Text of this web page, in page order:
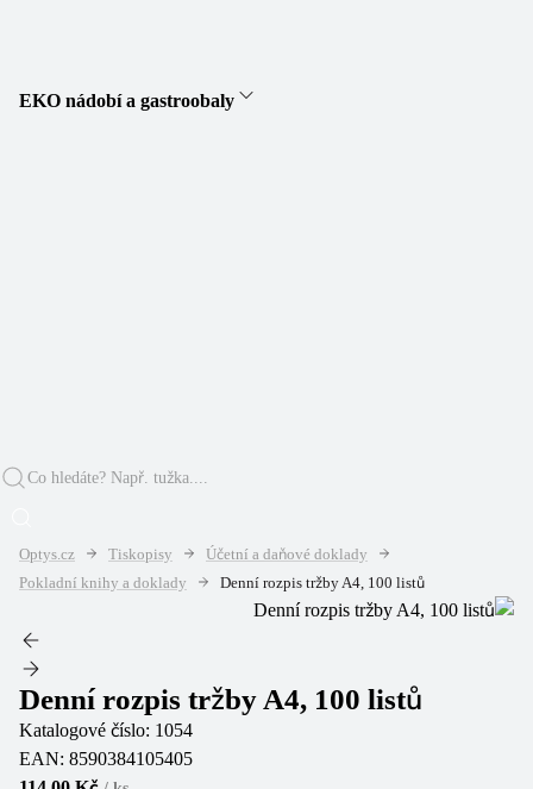
EKO nádobí a gastroobaly
Optys.cz Tiskopisy
Účetní a daňové doklady
Pokladní knihy a doklady
Denní rozpis tržby A4, 100 listů
Denní rozpis tržby A4, 100 listů
Katalogové číslo: 1054
EAN: 8590384105405